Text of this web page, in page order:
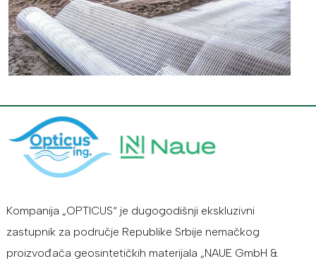
Kompanija „OPTICUS“ je dugogodišnji ekskluzivni
zastupnik za područje Republike Srbije nemačkog
proizvođača geosintetičkih materijala „NAUE GmbH &